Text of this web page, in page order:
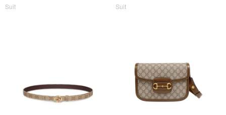
Suit Suit